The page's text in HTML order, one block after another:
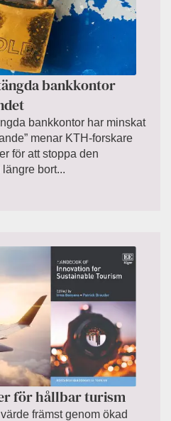
bankkontor
bankkontor har minskat
menar KTH-forskare
för att stoppa den
bort...
för hållbar turism
främst genom ökad